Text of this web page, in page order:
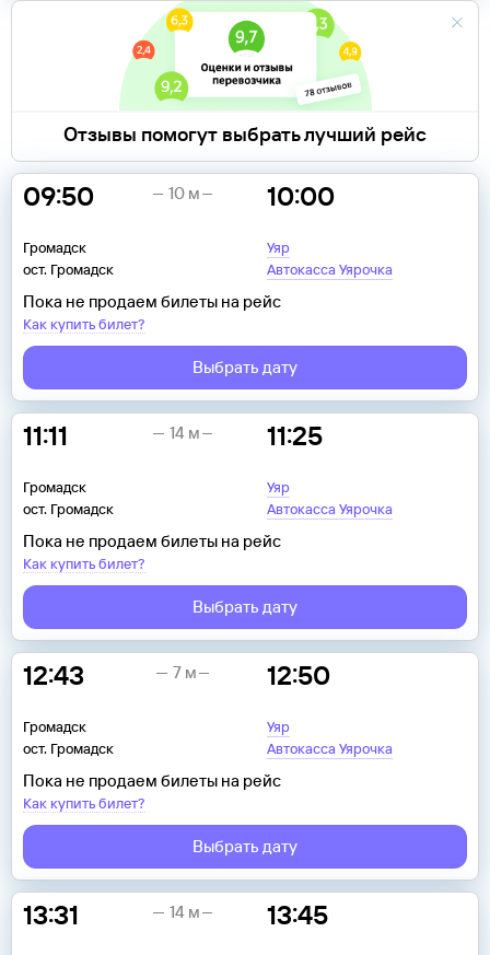
Отзывы помогут выбрать лучший рейс
09:50
Громадск
ост. Громадск
10:00
Уяр
Автокасса Уярочка
10 м
Пока не продаем билеты на рейс
Как купить билет?
Выбрать дату
11:11
Громадск
ост. Громадск
11:25
Уяр
Автокасса Уярочка
14 м
Пока не продаем билеты на рейс
Как купить билет?
Выбрать дату
12:43
Громадск
ост. Громадск
12:50
Уяр
Автокасса Уярочка
7 м
Пока не продаем билеты на рейс
Как купить билет?
Выбрать дату
13:31 13:45
14 м